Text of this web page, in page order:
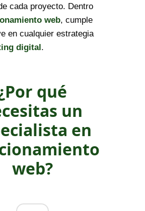
cada proyecto. Dentro
web, cumple
en cualquier estrategia
digital .
qué
un
en
web?